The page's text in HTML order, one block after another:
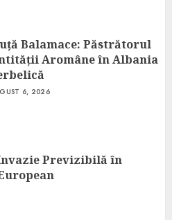
Balamace: Păstrătorul
Aromâne în Albania
6, 2026
Previzibilă în